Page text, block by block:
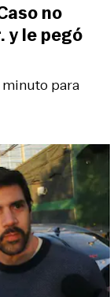
para
no
y le pegó